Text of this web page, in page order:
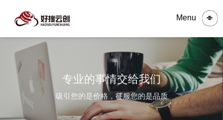
Menu
专业的事情交给我们
吸引您的是价格，征服您的是品质